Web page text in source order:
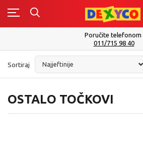
0
Poručite telefonom
011/715 98 40
OSTALO TOČKOVI
Sortiraj